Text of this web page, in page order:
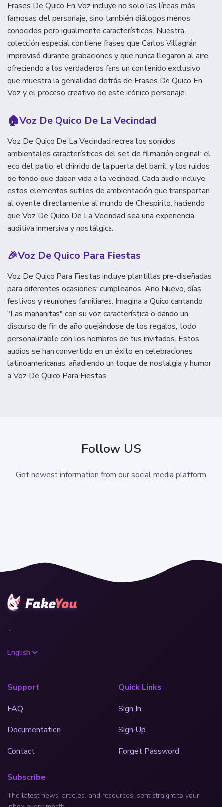
Frases De Quico En Voz incluye no solo las líneas más
famosas del personaje, sino también diálogos menos
conocidos pero igualmente característicos. Nuestra
colección especial contiene frases que Carlos Villagrán
improvisó durante grabaciones y que nunca llegaron al aire,
ofreciendo a los verdaderos fans un contenido exclusivo
que muestra la genialidad detrás de Frases De Quico En
Voz y el proceso creativo de este icónico personaje.
🏠Voz De Quico De La Vecindad
Voz De Quico De La Vecindad recrea los sonidos
ambientales característicos del set de filmación original: el
eco del patio, el chirrido de la puerta del barril, y los ruidos
de fondo que daban vida a la vecindad. Cada audio incluye
estos elementos sutiles de ambientación que transportan
al oyente directamente al mundo de Chespirito, haciendo
que Voz De Quico De La Vecindad sea una experiencia
auditiva inmersiva y nostálgica.
🎉Voz De Quico Para Fiestas
Voz De Quico Para Fiestas incluye plantillas pre-diseñadas
para diferentes ocasiones: cumpleaños, Año Nuevo, días
festivos y reuniones familiares. Imagina a Quico cantando
"Las mañanitas" con su voz característica o dando un
discurso de fin de año quejándose de los regalos, todo
personalizable con los nombres de tus invitados. Estos
audios se han convertido en un éxito en celebraciones
latinoamericanas, añadiendo un toque de nostalgia y humor
a Voz De Quico Para Fiestas.
Follow US
Get newest information from our social media platform
...
English
Support
FAQ
Documentation
Contact
Quick Links
Sign In
Sign Up
Forget Password
Subscribe
The latest news, articles, and resources, sent straight to your